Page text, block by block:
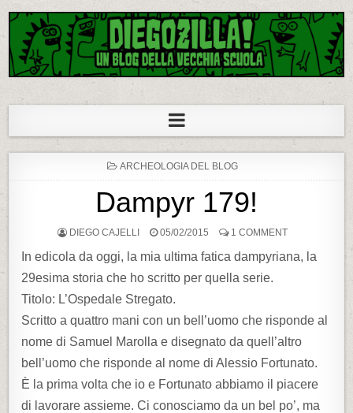
Diegozilla!
Un blog della vecchia scuola
P
T
E
I
ARCHEOLOGIA DEL BLOG
Dampyr 179!
DIEGO CAJELLI 05/02/2015 1 COMMENT
In edicola da oggi, la mia ultima fatica dampyriana, la
29esima storia che ho scritto per quella serie.
Titolo: L’Ospedale Stregato.
Scritto a quattro mani con un bell’uomo che risponde al
nome di Samuel Marolla e disegnato da quell’altro
bell’uomo che risponde al nome di Alessio Fortunato.
È la prima volta che io e Fortunato abbiamo il piacere
di lavorare assieme. Ci conosciamo da un bel po’, ma